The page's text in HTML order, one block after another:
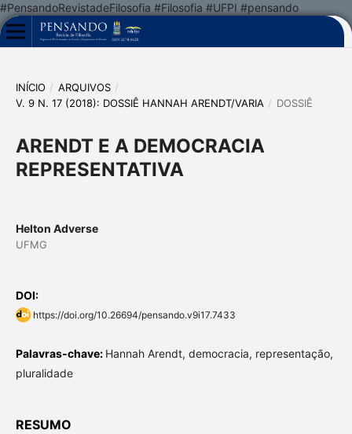
#PensandoRevistadeFilosofia #Filosofia #UFPI #pensando
INÍCIO / ARQUIVOS /
V. 9 N. 17 (2018): DOSSIÊ HANNAH ARENDT/VARIA / DOSSIÊ
ARENDT E A DEMOCRACIA
REPRESENTATIVA
Helton Adverse
UFMG
DOI:
https://doi.org/10.26694/pensando.v9i17.7433
Palavras-chave: Hannah Arendt, democracia, representação,
pluralidade
RESUMO